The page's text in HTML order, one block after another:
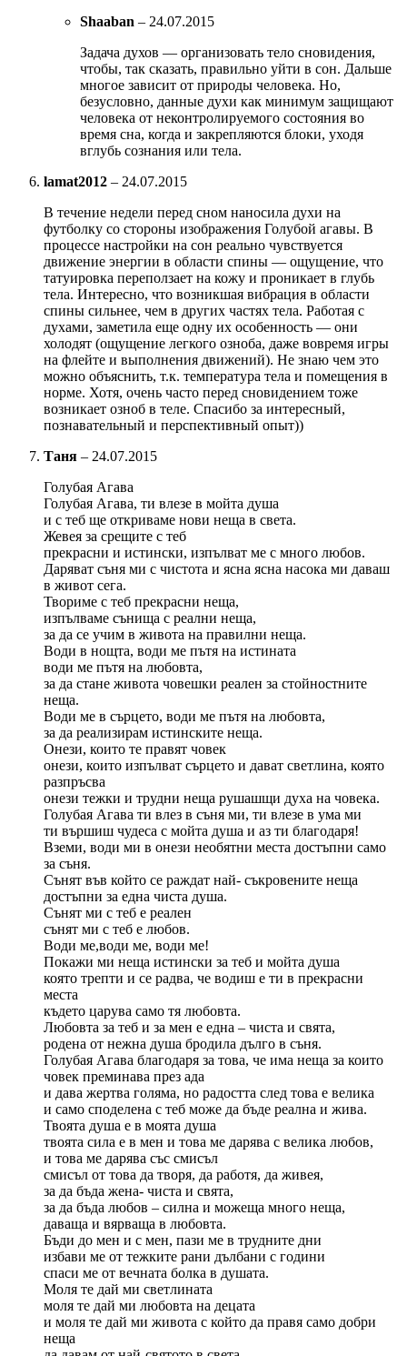
Shaaban – 24.07.2015
Задача духов — организовать тело сновидения,
чтобы, так сказать, правильно уйти в сон. Дальше
многое зависит от природы человека. Но,
безусловно, данные духи как минимум защищают
человека от неконтролируемого состояния во
время сна, когда и закрепляются блоки, уходя
вглубь сознания или тела.
lamat2012 – 24.07.2015
В течение недели перед сном наносила духи на
футболку со стороны изображения Голубой агавы. В
процессе настройки на сон реально чувствуется
движение энергии в области спины — ощущение, что
татуировка переползает на кожу и проникает в глубь
тела. Интересно, что возникшая вибрация в области
спины сильнее, чем в других частях тела. Работая с
духами, заметила еще одну их особенность — они
холодят (ощущение легкого озноба, даже вовремя игры
на флейте и выполнения движений). Не знаю чем это
можно объяснить, т.к. температура тела и помещения в
норме. Хотя, очень часто перед сновидением тоже
возникает озноб в теле. Спасибо за интересный,
познавательный и перспективный опыт))
Таня – 24.07.2015
Голубая Агава
Голубая Агава, ти влезе в мойта душа
и с теб ще откриваме нови неща в света.
Жевея за срещите с теб
прекрасни и истински, изпълват ме с много любов.
Даряват съня ми с чистота и ясна ясна насока ми даваш
в живот сега.
Твориме с теб прекрасни неща,
изпълваме сънища с реални неща,
за да се учим в живота на правилни неща.
Води в нощта, води ме пътя на истината
води ме пътя на любовта,
за да стане живота човешки реален за стойностните
неща.
Води ме в сърцето, води ме пътя на любовта,
за да реализирам истинските неща.
Онези, които те правят човек
онези, които изпълват сърцето и дават светлина, която
разпръсва
онези тежки и трудни неща рушашщи духа на човека.
Голубая Агава ти влез в съня ми, ти влезе в ума ми
ти вършиш чудеса с мойта душа и аз ти благодаря!
Вземи, води ми в онези необятни места достъпни само
за съня.
Сънят във който се раждат най- съкровените неща
достъпни за една чиста душа.
Сънят ми с теб е реален
сънят ми с теб е любов.
Води ме,води ме, води ме!
Покажи ми неща истински за теб и мойта душа
която трепти и се радва, че водиш е ти в прекрасни
места
където царува само тя любовта.
Любовта за теб и за мен е една – чиста и свята,
родена от нежна душа бродила дълго в съня.
Голубая Агава благодаря за това, че има неща за които
човек преминава през ада
и дава жертва голяма, но радостта след това е велика
и само споделена с теб може да бъде реална и жива.
Твоята душа е в моята душа
твоята сила е в мен и това ме дарява с велика любов,
и това ме дарява със смисъл
смисъл от това да творя, да работя, да живея,
за да бъда жена- чиста и свята,
за да бъда любов – силна и можеща много неща,
даваща и вярваща в любовта.
Бъди до мен и с мен, пази ме в трудните дни
избави ме от тежките рани дълбани с години
спаси ме от вечната болка в душата.
Моля те дай ми светлината
моля те дай ми любовта на децата
и моля те дай ми живота с който да правя само добри
неща